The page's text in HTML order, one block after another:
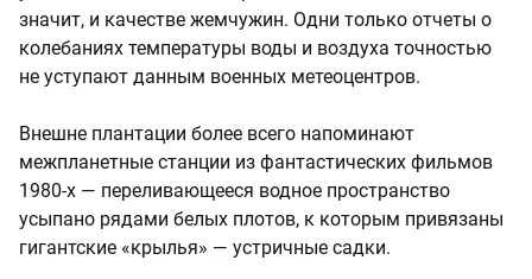
значит, и качестве жемчужин. Одни только отчеты о
колебаниях температуры воды и воздуха точностью
не уступают данным военных метеоцентров.
Внешне плантации более всего напоминают
межпланетные станции из фантастических фильмов
1980-х — переливающееся водное пространство
усыпано рядами белых плотов, к которым привязаны
гигантские «крылья» — устричные садки.